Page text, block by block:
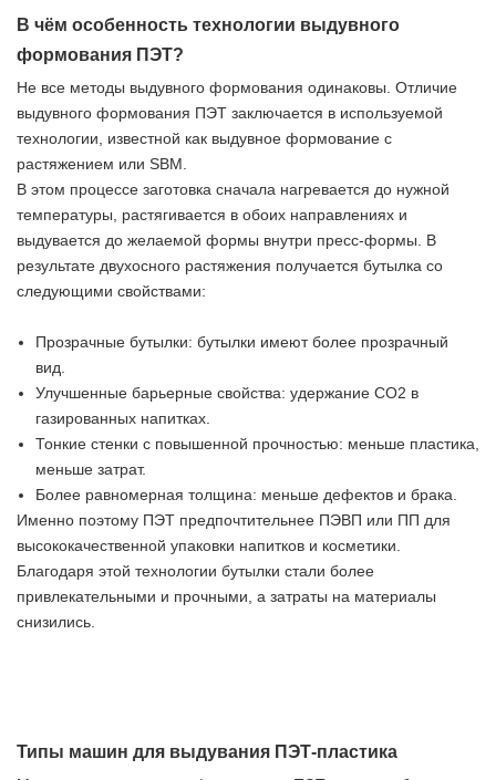
В чём особенность технологии выдувного
формования ПЭТ?
Не все методы выдувного формования одинаковы. Отличие
выдувного формования ПЭТ заключается в используемой
технологии, известной как выдувное формование с
растяжением или SBM.
В этом процессе заготовка сначала нагревается до нужной
температуры, растягивается в обоих направлениях и
выдувается до желаемой формы внутри пресс-формы. В
результате двухосного растяжения получается бутылка со
следующими свойствами:
Прозрачные бутылки: бутылки имеют более прозрачный
вид.
Улучшенные барьерные свойства: удержание CO2 в
газированных напитках.
Тонкие стенки с повышенной прочностью: меньше пластика,
меньше затрат.
Более равномерная толщина: меньше дефектов и брака.
Именно поэтому ПЭТ предпочтительнее ПЭВП или ПП для
высококачественной упаковки напитков и косметики.
Благодаря этой технологии бутылки стали более
привлекательными и прочными, а затраты на материалы
снизились.
Типы машин для выдувания ПЭТ-пластика